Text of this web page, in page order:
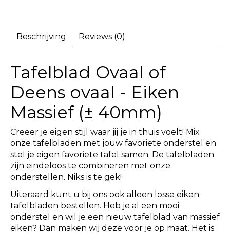
Beschrijving Reviews (0)
Tafelblad Ovaal of
Deens ovaal - Eiken
Massief (± 40mm)
Creëer je eigen stijl waar jij je in thuis voelt! Mix
onze tafelbladen met jouw favoriete onderstel en
stel je eigen favoriete tafel samen. De tafelbladen
zijn eindeloos te combineren met onze
onderstellen. Niks is te gek!
Uiteraard kunt u bij ons ook alleen losse eiken
tafelbladen bestellen. Heb je al een mooi
onderstel en wil je een nieuw tafelblad van massief
eiken? Dan maken wij deze voor je op maat. Het is